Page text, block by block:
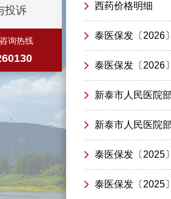
投诉
询热线
西药价格明细
泰医保发〔2026
泰医保发〔2026
新泰市人民医院
新泰市人民医院
泰医保发〔2025
泰医保发〔2025